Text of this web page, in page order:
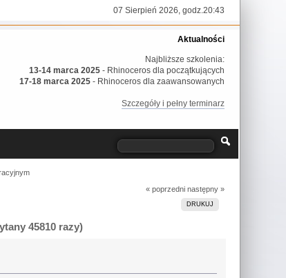
07 Sierpień 2026, godz.20:43
Aktualności
Najbliższe szkolenia:
13-14 marca 2025 - Rhinoceros dla początkujących
17-18 marca 2025 - Rhinoceros dla zaawansowanych
Szczegóły i pełny terminarz
« poprzedni następny »
DRUKUJ
45810 razy)